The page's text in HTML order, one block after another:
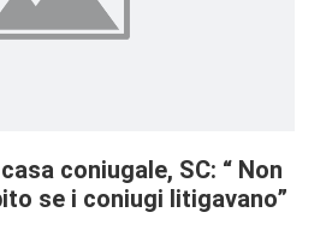
coniugale, SC: “ Non
se i coniugi litigavano”